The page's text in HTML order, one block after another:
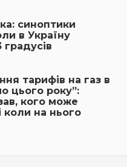
синоптики
в Україну
тарифів на газ в
цього року”:
кого може
коли на нього